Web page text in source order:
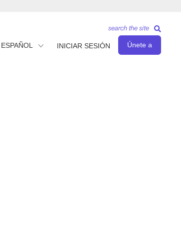
ESPAÑOL INICIAR SESIÓN Únete a
search the site